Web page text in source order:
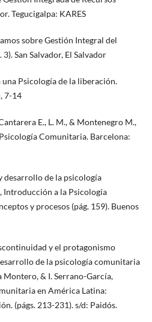
Tegucigalpa: KARES
sobre Gestión Integral del
San Salvador, El Salvador
Psicología de la liberación.
7-14
E., L. M., & Montenegro M.,
Comunitaria. Barcelona:
desarrollo de la psicología
a la Psicología
y procesos (pág. 159). Buenos
y el protagonismo
de la psicología comunitaria
Montero, & I. Serrano-García,
en América Latina:
(págs. 213-231). s/d: Paidós.